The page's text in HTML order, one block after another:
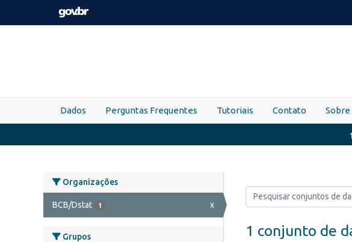
Skip to main content
Dados Perguntas Frequentes Tutoriais Contato
Organizações
BCB/Dstat 1 x
Grupos 1 conjunto de